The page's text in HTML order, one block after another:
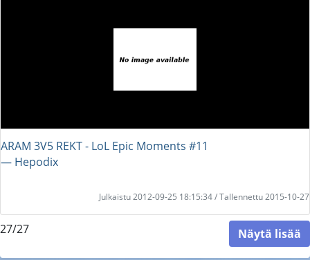
ARAM 3V5 REKT - LoL Epic Moments #11
― Hepodix
Julkaistu 2012-09-25 18:15:34 / Tallennettu 2015-10-27
27/27 Näytä lisää